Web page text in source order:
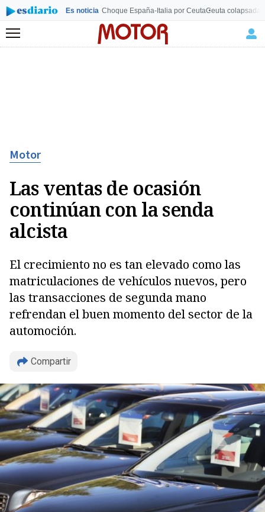
Es noticia Choque España-Italia por CeutaCeuta colapsada
Menú
Motor
Las ventas de ocasión
continúan con la senda
alcista
El crecimiento no es tan elevado como las
matriculaciones de vehículos nuevos, pero
las transacciones de segunda mano
refrendan el buen momento del sector de la
automoción.
Compartir
Copiar